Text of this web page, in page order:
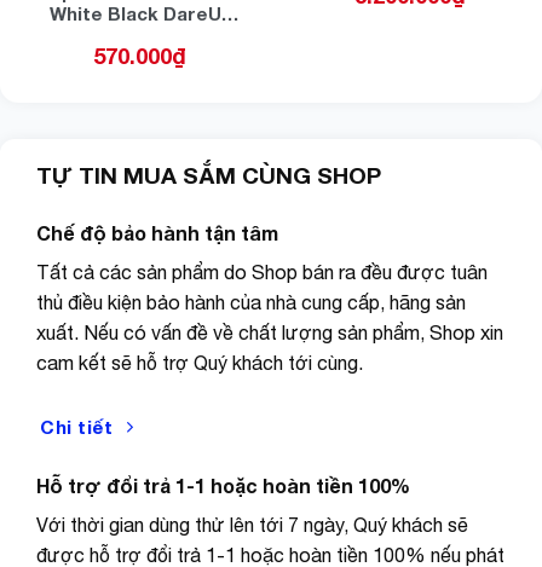
White Black DareU
PBT
570.000₫
TỰ TIN MUA SẮM CÙNG SHOP
Chế độ bảo hành tận tâm
Tất cả các sản phẩm do Shop bán ra đều được tuân
thủ điều kiện bảo hành của nhà cung cấp, hãng sản
xuất. Nếu có vấn đề về chất lượng sản phẩm, Shop xin
cam kết sẽ hỗ trợ Quý khách tới cùng.
Chi tiết
Hỗ trợ đổi trả 1-1 hoặc hoàn tiền 100%
Với thời gian dùng thử lên tới 7 ngày, Quý khách sẽ
được hỗ trợ đổi trả 1-1 hoặc hoàn tiền 100% nếu phát